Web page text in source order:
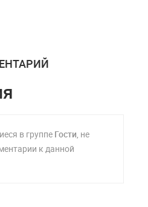
в группе Гости, не
к данной